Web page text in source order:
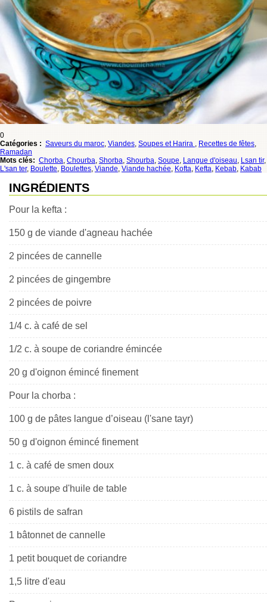
0
Catégories : Saveurs du maroc, Viandes, Soupes et Harira , Recettes de fêtes,
Ramadan
Mots clés: Chorba, Chourba, Shorba, Shourba, Soupe, Langue d'oiseau, Lsan tir,
L'san ter, Boulette, Boulettes, Viande, Viande hachée, Kofta, Kefta, Kebab, Kabab
INGRÉDIENTS
Pour la kefta :
150 g de viande d'agneau hachée
2 pincées de cannelle
2 pincées de gingembre
2 pincées de poivre
1/4 c. à café de sel
1/2 c. à soupe de coriandre émincée
20 g d'oignon émincé finement
Pour la chorba :
100 g de pâtes langue d’oiseau (l'sane tayr)
50 g d'oignon émincé finement
1 c. à café de smen doux
1 c. à soupe d'huile de table
6 pistils de safran
1 bâtonnet de cannelle
1 petit bouquet de coriandre
1,5 litre d'eau